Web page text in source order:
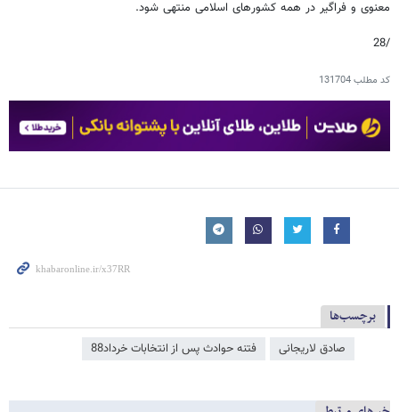
معنوی و فراگیر در همه کشورهای اسلامی منتهی شود.
/28
کد مطلب131704
برچسب‌ها
صادق لاریجانی فتنه حوادث پس از انتخابات خرداد88